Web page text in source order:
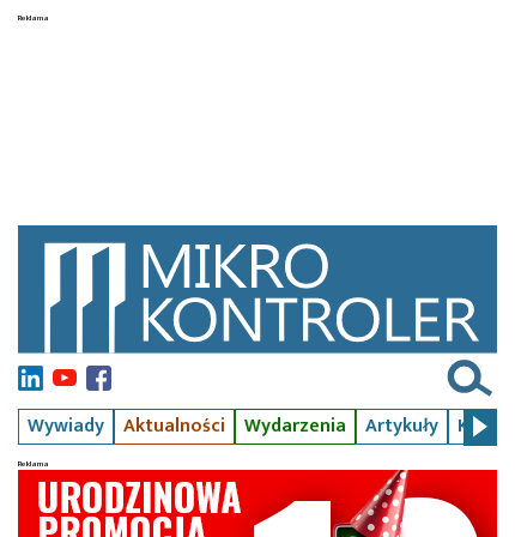
Wywiady Aktualności Wydarzenia Artykuły Kursy